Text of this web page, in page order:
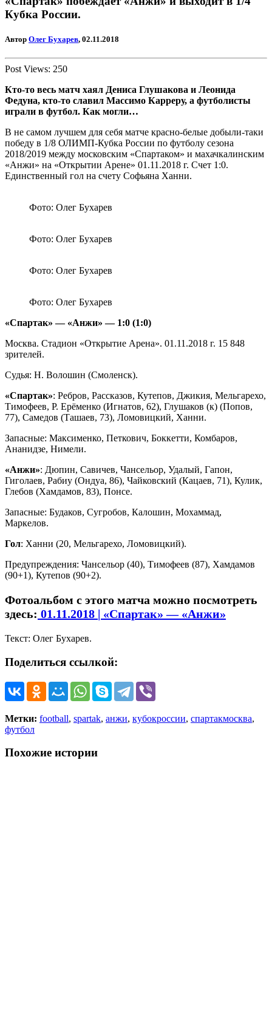
Кубка России.
Автор Олег Бухарев, 02.11.2018
Post Views: 250
Кто-то весь матч хаял Дениса Глушакова и Леонида
Федуна, кто-то славил Массимо Карреру, а футболисты
играли в футбол. Как могли…
В не самом лучшем для себя матче красно-белые добыли-таки
победу в 1/8 ОЛИМП-Кубка России по футболу сезона
2018/2019 между московским «Спартаком» и махачкалинским
«Анжи» на «Открытии Арене» 01.11.2018 г. Счет 1:0.
Единственный гол на счету Софьяна Ханни.
Фото: Олег Бухарев
Фото: Олег Бухарев
Фото: Олег Бухарев
Фото: Олег Бухарев
«Спартак» — «Анжи» — 1:0 (1:0)
Москва. Стадион «Открытие Арена». 01.11.2018 г. 15 848
зрителей.
Судья: Н. Волошин (Смоленск).
«Спартак»: Ребров, Рассказов, Кутепов, Джикия, Мельгарехо,
Тимофеев, Р. Ерёменко (Игнатов, 62), Глушаков (к) (Попов,
77), Самедов (Ташаев, 73), Ломовицкий, Ханни.
Запасные: Максименко, Петкович, Боккетти, Комбаров,
Ананидзе, Нимели.
«Анжи»: Дюпин, Савичев, Чансельор, Удалый, Гапон,
Гиголаев, Рабиу (Ондуа, 86), Чайковский (Кацаев, 71), Кулик,
Глебов (Хамдамов, 83), Понсе.
Запасные: Будаков, Сугробов, Калошин, Мохаммад,
Маркелов.
Гол: Ханни (20, Мельгарехо, Ломовицкий).
Предупреждения: Чансельор (40), Тимофеев (87), Хамдамов
(90+1), Кутепов (90+2).
Фотоальбом с этого матча можно посмотреть
здесь: 01.11.2018 | «Спартак» — «Анжи»
Текст: Олег Бухарев.
Поделиться ссылкой:
Метки: football, spartak, анжи, кубокроссии, спартакмосква,
футбол
Похожие истории